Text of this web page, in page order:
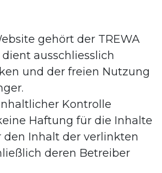
gehört der TREWA
dient ausschliesslich
und der freien Nutzung
Kontrolle
Haftung für die Inhalte
den Inhalt der verlinkten
deren Betreiber